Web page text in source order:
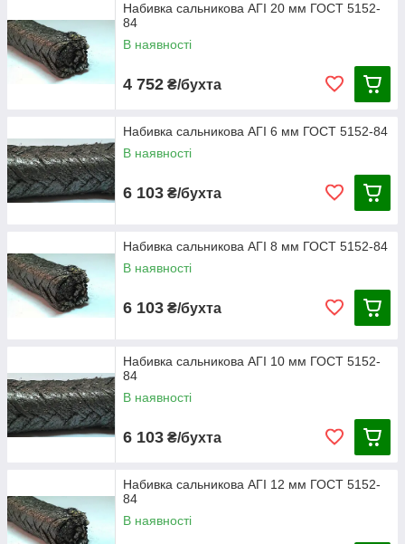
Набивка сальникова АГІ 20 мм ГОСТ 5152-
84
В наявності
4 752 ₴/бухта
Набивка сальникова АГІ 6 мм ГОСТ 5152-84
В наявності
6 103 ₴/бухта
Набивка сальникова АГІ 8 мм ГОСТ 5152-84
В наявності
6 103 ₴/бухта
Набивка сальникова АГІ 10 мм ГОСТ 5152-
84
В наявності
6 103 ₴/бухта
Набивка сальникова АГІ 12 мм ГОСТ 5152-
84
В наявності